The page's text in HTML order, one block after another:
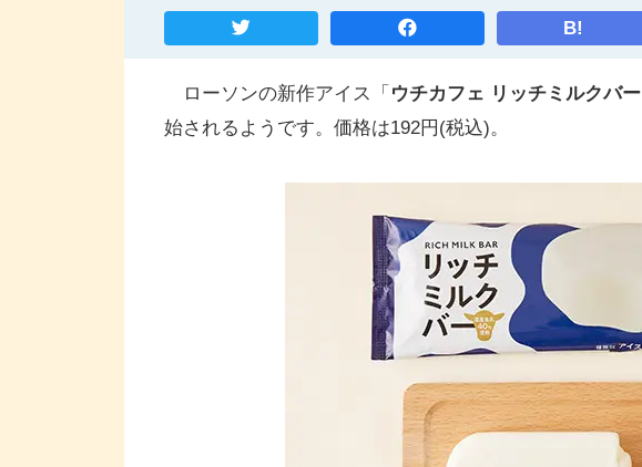
B!
ローソンの新作アイス「 ウチカフェ リッチミルクバー
始されるようです。価格は192円(税込)。